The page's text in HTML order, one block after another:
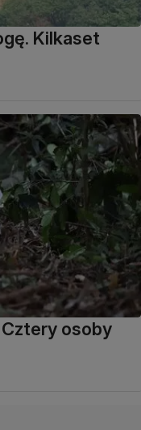
Kilkaset
osoby